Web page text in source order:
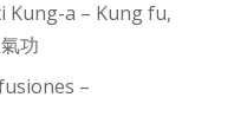
Kung-a – Kung fu,
功
–